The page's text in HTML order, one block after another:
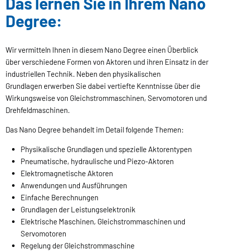
Degree:
Wir vermitteln Ihnen in diesem Nano Degree einen Überblick
über verschiedene Formen von Aktoren und ihren Einsatz in der
industriellen Technik. Neben den physikalischen
Grundlagen erwerben Sie dabei vertiefte Kenntnisse über die
Wirkungsweise von Gleichstrommaschinen, Servomotoren und
Drehfeldmaschinen.
Das Nano Degree behandelt im Detail folgende Themen:
Physikalische Grundlagen und spezielle Aktorentypen
Pneumatische, hydraulische und Piezo-Aktoren
Elektromagnetische Aktoren
Anwendungen und Ausführungen
Einfache Berechnungen
Grundlagen der Leistungselektronik
Elektrische Maschinen, Gleichstrommaschinen und
Servomotoren
Regelung der Gleichstrommaschine